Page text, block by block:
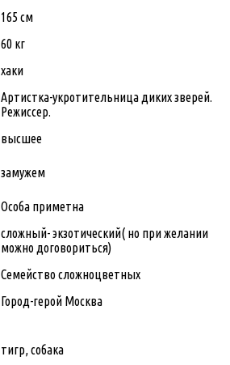
165 см
60 кг
хаки
Артистка-укротительница диких зверей.
Режиссер.
высшее
замужем
Особа приметна
сложный- экзотический( но при желании
можно договориться)
Семейство сложноцветных
Город-герой Москва
тигр, собака